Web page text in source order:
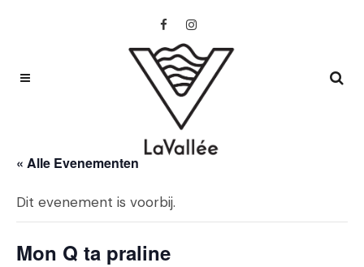
« Alle Evenementen
Dit evenement is voorbij.
Mon Q ta praline